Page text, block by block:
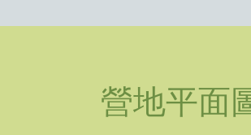
營地平面